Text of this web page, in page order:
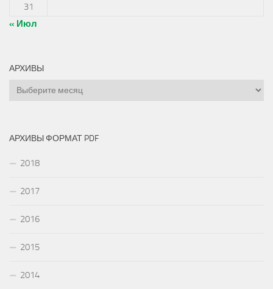
31
« Июл
АРХИВЫ
Архивы
АРХИВЫ ФОРМАТ PDF
2018
2017
2016
2015
2014